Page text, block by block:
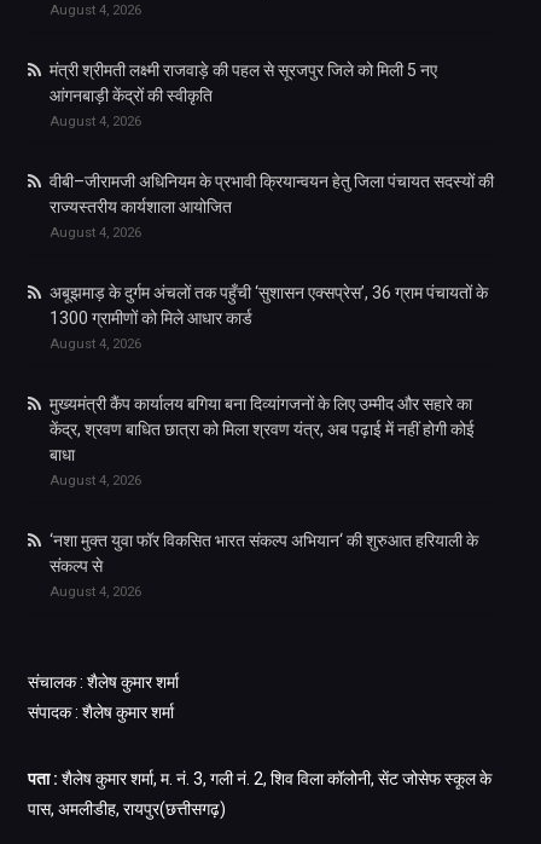
August 4, 2026
मंत्री श्रीमती लक्ष्मी राजवाड़े की पहल से सूरजपुर जिले को मिली 5 नए
आंगनबाड़ी केंद्रों की स्वीकृति
August 4, 2026
वीबी–जीरामजी अधिनियम के प्रभावी क्रियान्वयन हेतु जिला पंचायत सदस्यों की
राज्यस्तरीय कार्यशाला आयोजित
August 4, 2026
अबूझमाड़ के दुर्गम अंचलों तक पहुँची ‘सुशासन एक्सप्रेस’, 36 ग्राम पंचायतों के
1300 ग्रामीणों को मिले आधार कार्ड
August 4, 2026
मुख्यमंत्री कैंप कार्यालय बगिया बना दिव्यांगजनों के लिए उम्मीद और सहारे का
केंद्र, श्रवण बाधित छात्रा को मिला श्रवण यंत्र, अब पढ़ाई में नहीं होगी कोई
बाधा
August 4, 2026
‘नशा मुक्त युवा फॉर विकसित भारत संकल्प अभियान‘ की शुरुआत हरियाली के
संकल्प से
August 4, 2026
संचालक : शैलेष कुमार शर्मा
संपादक : शैलेष कुमार शर्मा
पता : शैलेष कुमार शर्मा, म. नं. 3, गली नं. 2, शिव विला कॉलोनी, सेंट जोसेफ स्कूल के
पास, अमलीडीह, रायपुर(छत्तीसगढ़)